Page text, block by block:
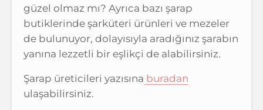
güzel olmaz mı? Ayrıca bazı şarap
butiklerinde şarküteri ürünleri ve mezeler
de bulunuyor, dolayısıyla aradığınız şarabın
yanına lezzetli bir eşlikçi de alabilirsiniz.
Şarap üreticileri yazısına buradan
ulaşabilirsiniz.